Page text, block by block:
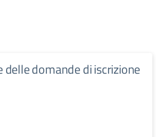
delle domande di iscrizione